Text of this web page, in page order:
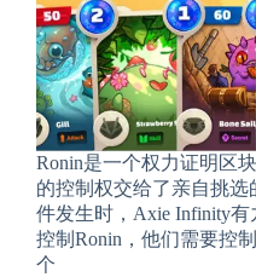
Ronin是一个权力证明区
的控制权交给了亲自挑
件发生时，Axie Infinity
控制Ronin，他们需要控
个